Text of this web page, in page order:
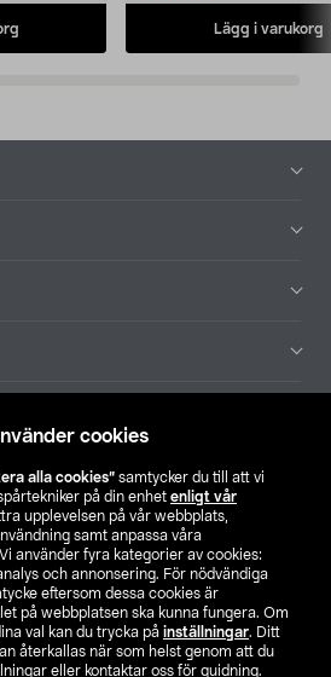
cookies
alla cookies” samtycker du till att vi
på din enhet enligt vår
upplevelsen på vår webbplats,
samt anpassa våra
använder fyra kategorier av cookies:
och annonsering. För nödvändiga
eftersom dessa cookies är
på webbplatsen ska kunna fungera. Om
val kan du trycka på inställningar. Ditt
återkallas när som helst genom att du
eller kontaktar oss för guidning.
Lägg i varukorg
Hitta butik
SE NO FI